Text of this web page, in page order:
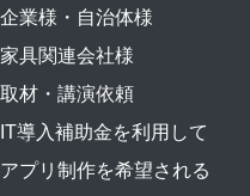
企業様・自治体様
家具関連会社様
取材・講演依頼
IT導入補助金を利用して
アプリ制作を希望される